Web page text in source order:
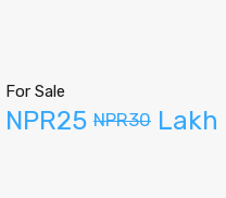
For Sale
NPR25 NPR30 Lakh